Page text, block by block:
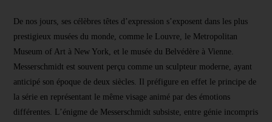
De nos jours, ses célèbres têtes d’expression s’exposent dans les plus
prestigieux musées du monde, comme le Louvre, le Metropolitan
Museum of Art à New York, et le musée du Belvédère à Vienne.
Messerschmidt est souvent perçu comme un sculpteur moderne, ayant
anticipé son époque de deux siècles. Il préfigure en effet le principe de
la série en représentant le même visage animé par des émotions
différentes. L’énigme de Messerschmidt subsiste, entre génie incompris